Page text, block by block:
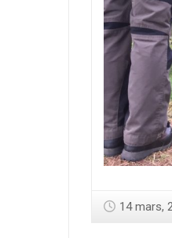
14 mars,